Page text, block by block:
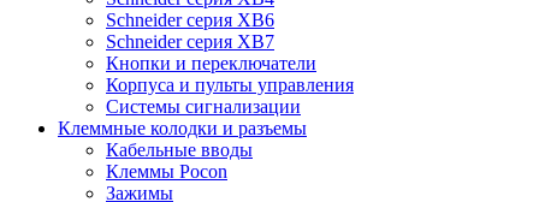
Schneider серия XB6
Schneider серия XB7
Кнопки и переключатели
Корпуса и пульты управления
Системы сигнализации
Клеммные колодки и разъемы
Кабельные вводы
Клеммы Pocon
Зажимы